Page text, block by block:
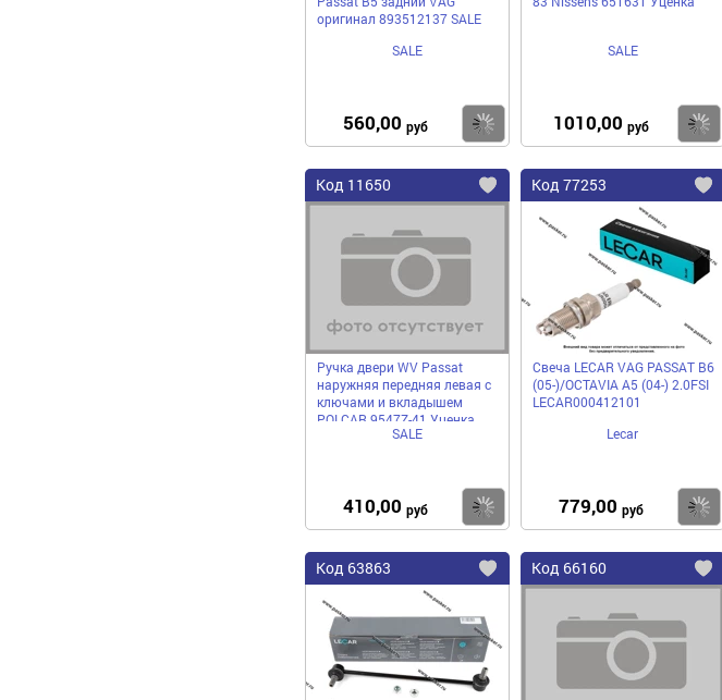
оригинал 893512137 SALE
SALE
560,00 руб Купить
SALE
1010,00 руб
Код 11650
Добавить
избранное
Ручка двери WV Passat
наружняя передняя левая с
ключами и вкладышем
POLCAR 9547Z-41 Уценка
SALE
410,00 руб Купить
Код 77253
Свеча LECAR VAG PASSAT B6
(05-)/OCTAVIA A5 (04-) 2.0FSI
LECAR000412101
Lecar
779,00 руб
Код 63863
Добавить
избранное
Код 66160